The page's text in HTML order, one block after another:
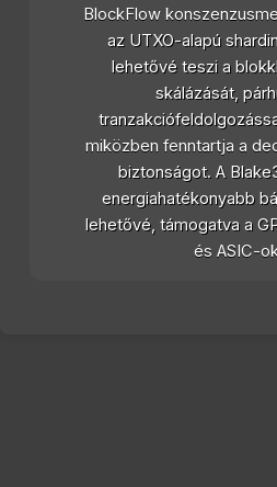
BlockFlow
az UTXO-alapú
lehetővé teszi a
skálázását,
miközben fenntartja a
biztonságot. A
energiahatékonyabb
lehetővé, támogatva a
és ASIC-